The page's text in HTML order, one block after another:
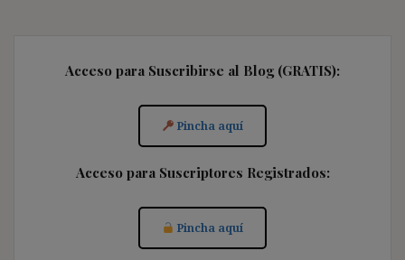
Acceso para Suscribirse al Blog (GRATIS):
Pincha aquí
Acceso para Suscriptores Registrados:
Pincha aquí